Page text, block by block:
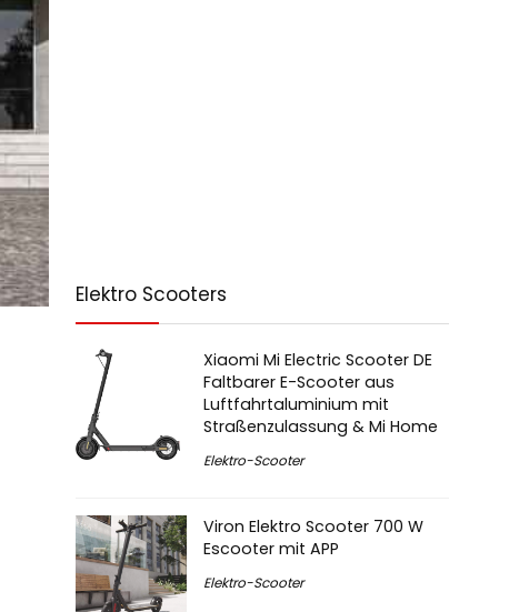
Elektro Scooters
Xiaomi Mi Electric Scooter DE
Faltbarer E-Scooter aus
Luftfahrtaluminium mit
Straßenzulassung & Mi Home
Elektro-Scooter
Viron Elektro Scooter 700 W
Escooter mit APP
Elektro-Scooter